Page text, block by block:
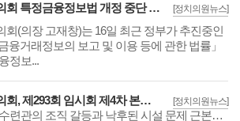
[정치의원뉴스]
태백시의회 특정금융정보법 개정 중단 촉구
회(의장 고재창)는 16일 최근 정부가 추진중인
융거래정보의 보고 및 이용 등에 관한 법률」
정보...
[정치의원뉴스]
태백시의회, 제293회 임시회 제4차 본회의
“청소년수련관의 조직 갈등과 낙후된 시설 문제 근본적 개선을”